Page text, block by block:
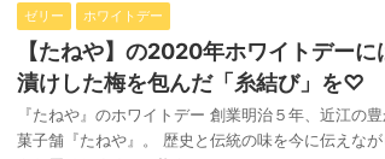
ゼリー ホワイトデー
【たねや】の2020年ホワイトデー
漬けした梅を包んだ「糸結び」を♡
『たねや』のホワイトデー 創業明治５年、近江の
菓子舗『たねや』。 歴史と伝統の味を今に伝えな